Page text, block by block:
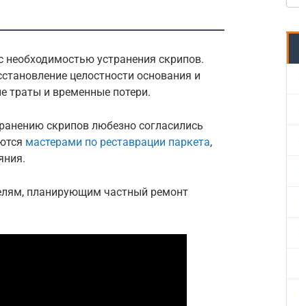
необходимостью устранения скрипов.
целостности основания и
траты и временные потери.
скрипов любезно согласились
мастерами по реставрации паркета,
планирующим частный ремонт